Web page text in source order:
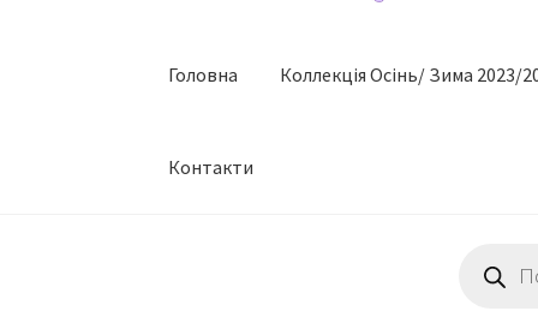
Головна Коллекцiя Осінь/ Зима 2023/
Контакти
товарів